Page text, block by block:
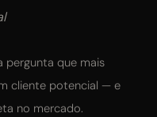
pergunta que mais
cliente potencial — e
no mercado.